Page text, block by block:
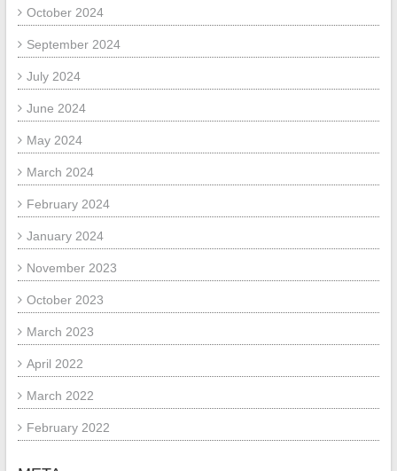
October 2024
September 2024
July 2024
June 2024
May 2024
March 2024
February 2024
January 2024
November 2023
October 2023
March 2023
April 2022
March 2022
February 2022